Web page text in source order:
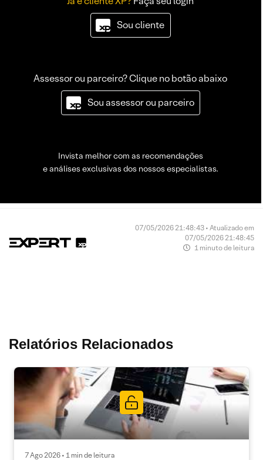
Sou cliente
Assessor ou parceiro? Clique no botão abaixo
Sou assessor ou parceiro
Invista melhor com as recomendações
e análises exclusivas dos nossos especialistas.
07/05/2026 21:48:43 • Atualizado em
07/05/2026 21:48:45
1 minuto de leitura
Relatórios Relacionados
7 Ago 2026 • 1 min de leitura